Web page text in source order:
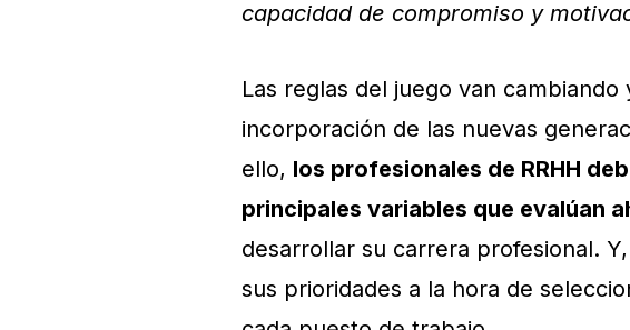
capacidad de compromiso y
Las reglas del juego van
incorporación de las nuevas
ello, los profesionales de RRHH
principales variables que evalúan
desarrollar su carrera profesional.
sus prioridades a la hora de